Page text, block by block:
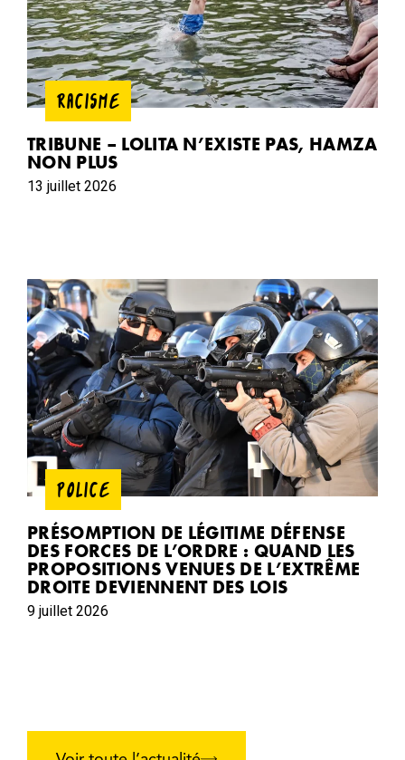
RACISME
TRIBUNE – LOLITA N’EXISTE PAS, HAMZA
NON PLUS
13 juillet 2026
POLICE
PRÉSOMPTION DE LÉGITIME DÉFENSE
DES FORCES DE L’ORDRE : QUAND LES
PROPOSITIONS VENUES DE L’EXTRÊME
DROITE DEVIENNENT DES LOIS
9 juillet 2026